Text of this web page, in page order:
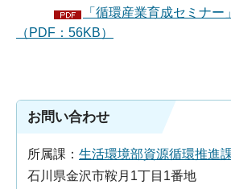
「循環産業育成セミナー
（PDF：56KB）
お問い合わせ
所属課： 生活環境部資源循環推進
石川県金沢市鞍月1丁目1番地